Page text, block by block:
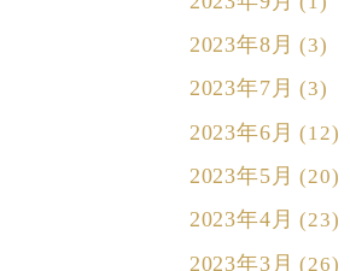
2023年8月 (3)
2023年7月 (3)
2023年6月 (12)
2023年5月 (20)
2023年4月 (23)
2023年3月 (26)